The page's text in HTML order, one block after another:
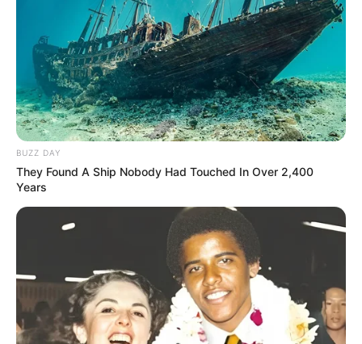
BUZZ DAY
They Found A Ship Nobody Had Touched In Over 2,400
Years